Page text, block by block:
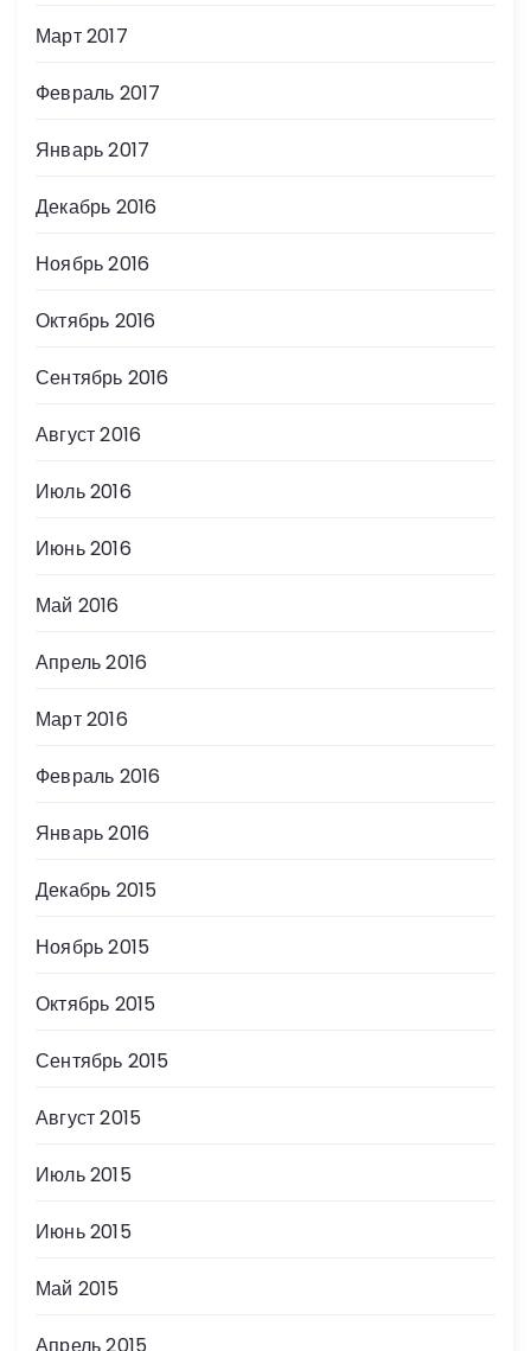
Март 2017
Февраль 2017
Январь 2017
Декабрь 2016
Ноябрь 2016
Октябрь 2016
Сентябрь 2016
Август 2016
Июль 2016
Июнь 2016
Май 2016
Апрель 2016
Март 2016
Февраль 2016
Январь 2016
Декабрь 2015
Ноябрь 2015
Октябрь 2015
Сентябрь 2015
Август 2015
Июль 2015
Июнь 2015
Май 2015